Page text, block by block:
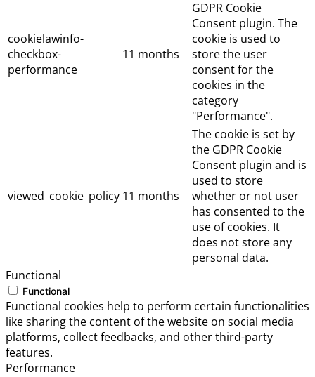
cookielawinfo-
checkbox-
performance
11 months
GDPR Cookie
Consent plugin. The
cookie is used to
store the user
consent for the
cookies in the
category
"Performance".
viewed_cookie_policy 11 months
The cookie is set by
the GDPR Cookie
Consent plugin and is
used to store
whether or not user
has consented to the
use of cookies. It
does not store any
personal data.
Functional
Functional
Functional cookies help to perform certain functionalities
like sharing the content of the website on social media
platforms, collect feedbacks, and other third-party
features.
Performance